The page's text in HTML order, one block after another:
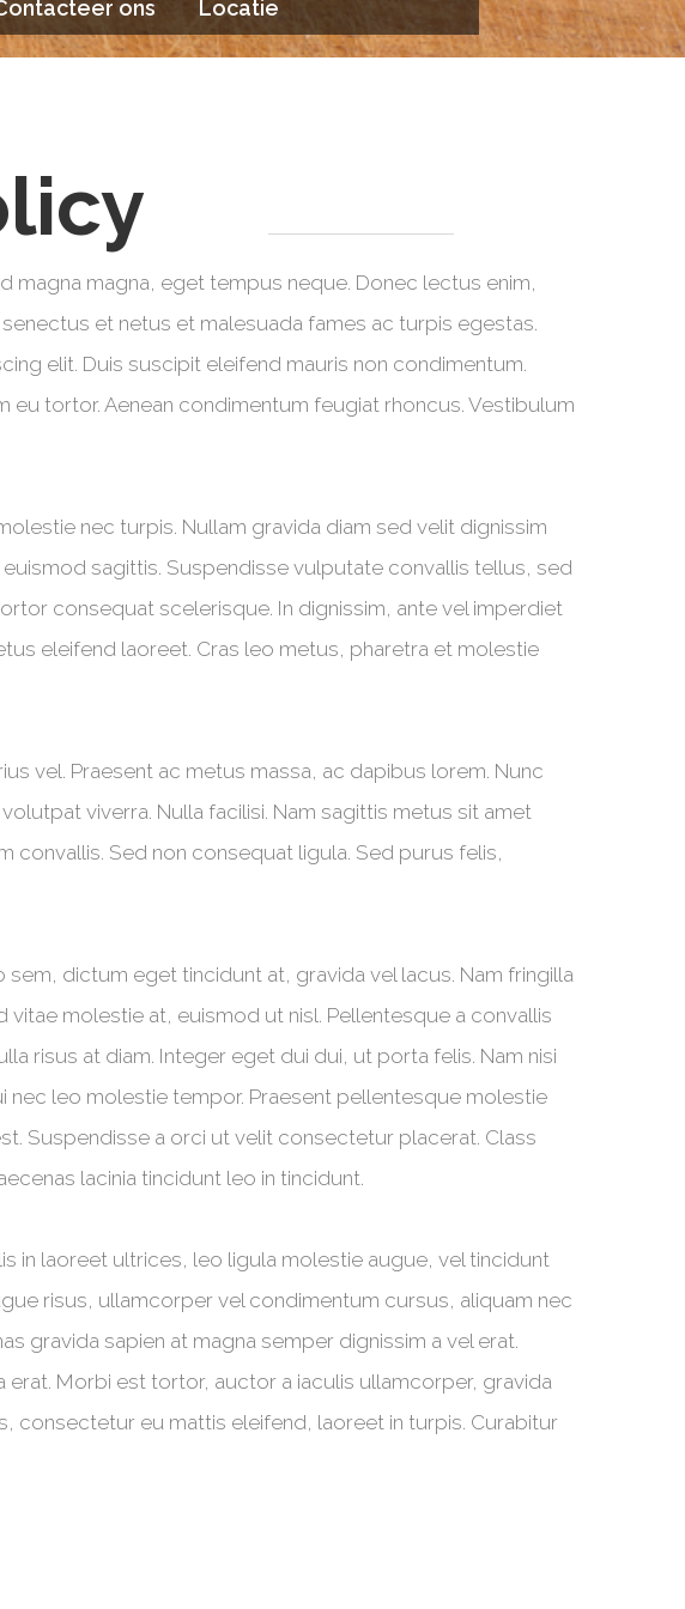
ons Locatie
magna magna, eget tempus neque. Donec lectus enim,
et netus et malesuada fames ac turpis egestas.
elit. Duis suscipit eleifend mauris non condimentum.
tortor. Aenean condimentum feugiat rhoncus. Vestibulum
nec turpis. Nullam gravida diam sed velit dignissim
sagittis. Suspendisse vulputate convallis tellus, sed
consequat scelerisque. In dignissim, ante vel imperdiet
eleifend laoreet. Cras leo metus, pharetra et molestie
vel. Praesent ac metus massa, ac dapibus lorem. Nunc
viverra. Nulla facilisi. Nam sagittis metus sit amet
convallis. Sed non consequat ligula. Sed purus felis,
dictum eget tincidunt at, gravida vel lacus. Nam fringilla
molestie at, euismod ut nisl. Pellentesque a convallis
risus at diam. Integer eget dui dui, ut porta felis. Nam nisi
nec leo molestie tempor. Praesent pellentesque molestie
Suspendisse a orci ut velit consectetur placerat. Class
lacinia tincidunt leo in tincidunt.
in laoreet ultrices, leo ligula molestie augue, vel tincidunt
risus, ullamcorper vel condimentum cursus, aliquam nec
gravida sapien at magna semper dignissim a vel erat.
Morbi est tortor, auctor a iaculis ullamcorper, gravida
consectetur eu mattis eleifend, laoreet in turpis. Curabitur